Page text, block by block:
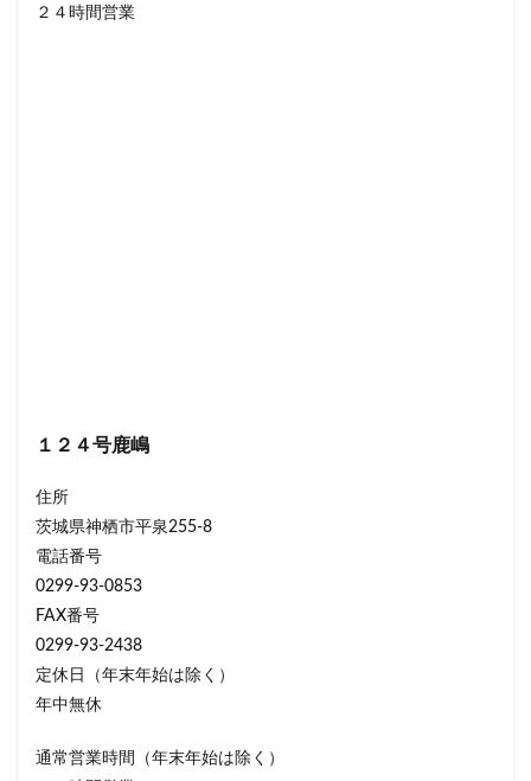
２４時間営業
１２４号鹿嶋
住所
茨城県神栖市平泉255-8
電話番号
0299-93-0853
FAX番号
0299-93-2438
定休日（年末年始は除く）
年中無休
通常営業時間（年末年始は除く）